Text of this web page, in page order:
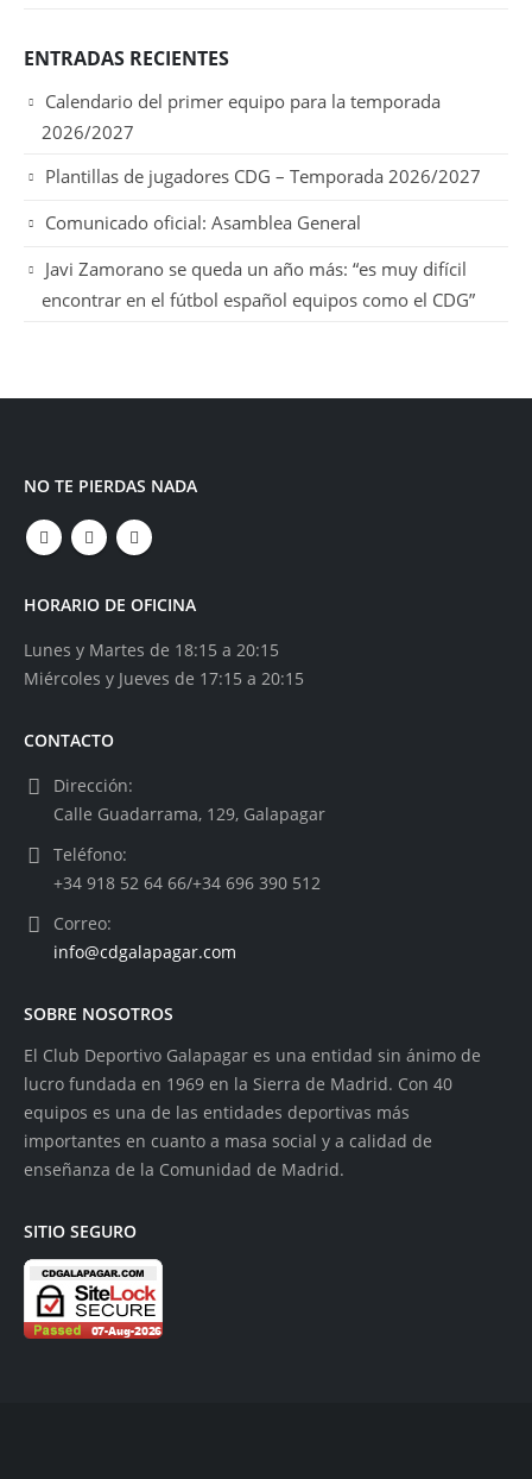
ENTRADAS RECIENTES
Calendario del primer equipo para la temporada
2026/2027
Plantillas de jugadores CDG – Temporada 2026/2027
Comunicado oficial: Asamblea General
Javi Zamorano se queda un año más: “es muy difícil
encontrar en el fútbol español equipos como el CDG”
NO TE PIERDAS NADA
HORARIO DE OFICINA
Lunes y Martes de 18:15 a 20:15
Miércoles y Jueves de 17:15 a 20:15
CONTACTO
Dirección:
Calle Guadarrama, 129, Galapagar
Teléfono:
+34 918 52 64 66/+34 696 390 512
Correo:
info@cdgalapagar.com
SOBRE NOSOTROS
El Club Deportivo Galapagar es una entidad sin ánimo de
lucro fundada en 1969 en la Sierra de Madrid. Con 40
equipos es una de las entidades deportivas más
importantes en cuanto a masa social y a calidad de
enseñanza de la Comunidad de Madrid.
SITIO SEGURO